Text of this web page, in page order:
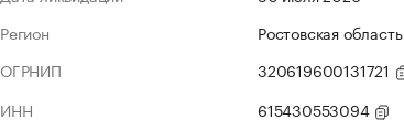
Регион
Ростовская область
ОГРНИП
320619600131721
ИНН
615430553094